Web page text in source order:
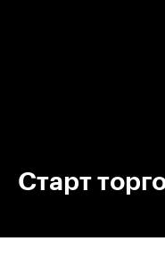
Старт